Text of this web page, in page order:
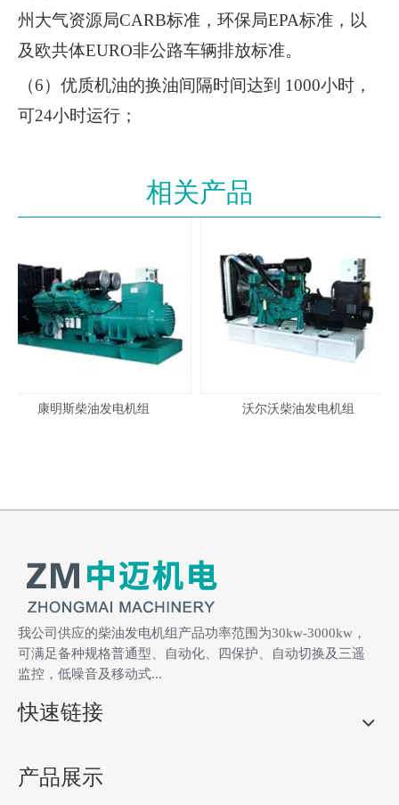
州大气资源局CARB标准，环保局EPA标准，以
及欧共体EURO非公路车辆排放标准。
（6）优质机油的换油间隔时间达到 1000小时，
可24小时运行；
积比功率及重量比功率指标优秀。
（8）具有自诊断功能的电子管理系统。
柴油发电机组参数
功率：1400KW
额定电压：10KV
额定频率：50Hz
额定转速：1500r/min
额定功率因数：
额定电流：101.03A
相数：三相四线
启动方式：DC24V 电启
稳态频率调整率：≤±1% 瞬态频率调整率：-7%
～ +10%
频率稳定时间：≤5S
频率波动率：≤±0.5%
电压整定上升范围：
≤±5%
空载电压整定范围：
机组尺寸（长×宽×
6150×2400×2800mm
相关产品
康明斯柴油发电机组 沃尔沃柴油发电机组
我公司供应的柴油发电机组产品功率范围为30kw-3000kw，
可满足备种规格普通型、自动化、四保护、自动切换及三遥
监控，低噪音及移动式...
快速链接
产品展示